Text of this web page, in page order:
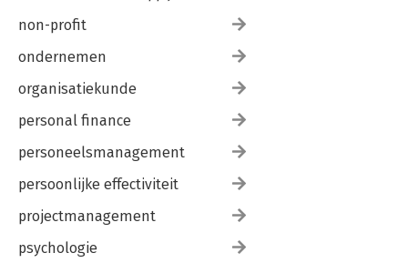
non-profit
ondernemen
organisatiekunde
personal finance
personeelsmanagement
persoonlijke effectiviteit
projectmanagement
psychologie